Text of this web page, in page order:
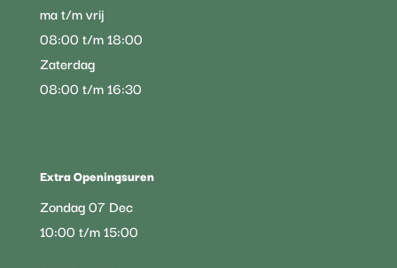
ma t/m vrij
08:00 t/m 18:00
Zaterdag
08:00 t/m 16:30
Extra Openingsuren
Zondag 07 Dec
10:00 t/m 15:00